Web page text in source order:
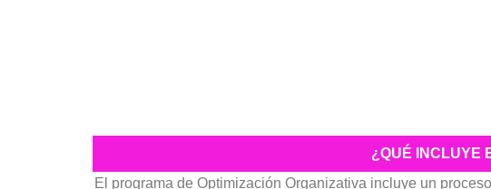
¿QUÉ INCLUYE
El programa de Optimización Organizativa incluye un